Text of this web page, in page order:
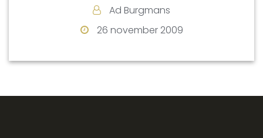
Ad Burgmans
26 november 2009